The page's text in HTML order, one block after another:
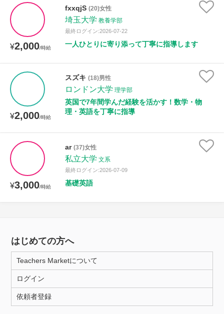
¥2,000/時給
fxxqjS (20)女性
埼玉大学 教養学部
最終ログイン:2026-07-22
一人ひとりに寄り添って丁寧に指導します
¥2,000/時給
スズキ (18)男性
ロンドン大学 理学部
英国で7年間学んだ経験を活かす！数学・物
理・英語を丁寧に指導
¥3,000/時給
ar (37)女性
私立大学 文系
最終ログイン:2026-07-09
基礎英語
はじめての方へ
Teachers Marketについて
ログイン
依頼者登録